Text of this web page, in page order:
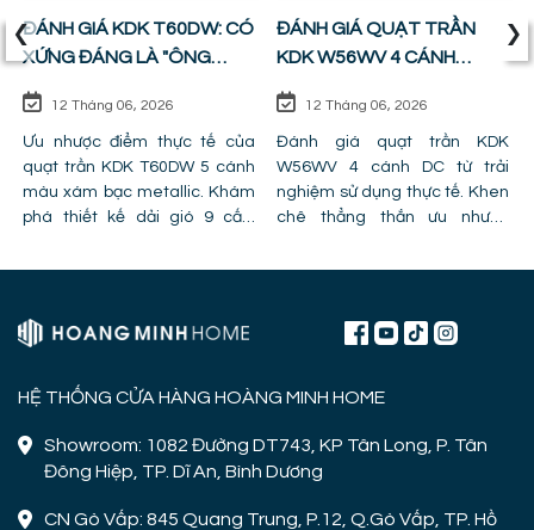
ĐÁNH GIÁ KDK T60DW: CÓ
XỨNG ĐÁNG LÀ "ÔNG
12 Tháng 06, 2026
Ưu nhược điểm thực tế của
quạt trần KDK T60DW 5 cánh
màu xám bạc metallic. Khám
phá thiết kế dải gió 9 cấp,
lỗi lắp đặt khiến quạt bị giảm
ĐÁNH GIÁ QUẠT TRẦN
KDK W56WV 4 CÁNH
BẰNG HOÀN HẢO GIỮA
GIÁ TIỀN VÀ CÔNG NĂNG
12 Tháng 06, 2026
Đánh giá quạt trần KDK
W56WV 4 cánh DC từ trải
nghiệm sử dụng thực tế. Khen
chê thẳng thắn ưu nhược
quạt mất gió và hình ảnh thực
‹ ›
HỆ THỐNG CỬA HÀNG HOÀNG MINH HOME
Showroom: 1082 Đường DT743, KP Tân Long, P. Tân
Đông Hiệp, TP. Dĩ An, Bình Dương
CN Gò Vấp: 845 Quang Trung, P.12, Q.Gò Vấp, TP. Hồ